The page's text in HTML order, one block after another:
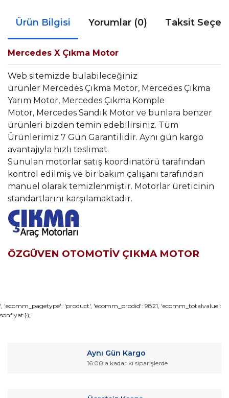
Ürün Bilgisi Yorumlar (0) Taksit
Mercedes X Çıkma Motor
Web sitemizde bulabileceğiniz
ürünler Mercedes Çıkma Motor, Mercedes Çıkma
Yarım Motor, Mercedes Çıkma Komple
Motor, Mercedes Sandık Motor ve bunlara benzer
ürünleri bizden temin edebilirsiniz. Tüm
Ürünlerimiz 7 Gün Garantilidir. Aynı gün kargo
avantajıyla hızlı teslimat.
Sunulan motorlar satış koordinatörü tarafından
kontrol edilmiş ve bir bakım çalışanı tarafından
manuel olarak temizlenmiştir. Motorlar üreticinin
standartlarını karşılamaktadır.
ÖZGÜVEN OTOMOTİV ÇIKMA MOTOR
Yorum Yaz
Bu ürünün fiyat bilgisi, resim, ürün açıklamalarında ve diğer
konularda yetersiz gördüğünüz noktaları öneri formunu
Ürün resmi kalitesiz, bozuk veya görüntülenemiyor.
', 'ecomm_pagetype': 'product', 'ecomm_prodid': 9821, 'ecomm_totalvalue':
sonfiyat });
Aynı Gün Kargo
16:00'a kadar ki siparişlerde